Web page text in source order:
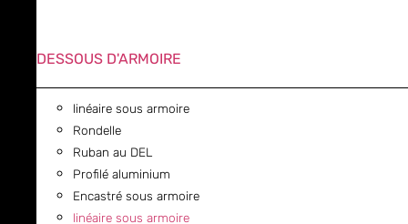
DESSOUS D'ARMOIRE
linéaire sous armoire
Rondelle
Ruban au DEL
Profilé aluminium
Encastré sous armoire
linéaire sous armoire